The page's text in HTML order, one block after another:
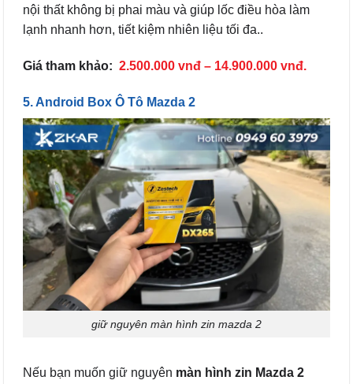
nội thất không bị phai màu và giúp lốc điều hòa làm
lạnh nhanh hơn, tiết kiệm nhiên liệu tối đa..
Giá tham khảo: 2.500.000 vnđ – 14.900.000 vnđ.
5. Android Box Ô Tô Mazda 2
giữ nguyên màn hình zin mazda 2
Nếu bạn muốn giữ nguyên màn hình zin Mazda 2